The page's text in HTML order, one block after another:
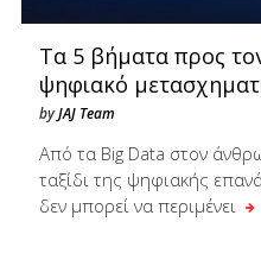
Τα 5 βήματα προς
ψηφιακό
byJAJ Team
Από τα Big Data στον
ταξίδι της ψηφιακής
δεν μπορεί να περιμένει